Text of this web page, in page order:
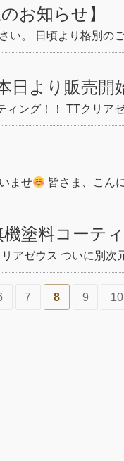
お知らせ】
い。 日頃より格別の
より販売開
ィング！！ TTクリア
ませ 皆さま、こん
塗料コーテ
アゼウス ついに別
7 8 9 10